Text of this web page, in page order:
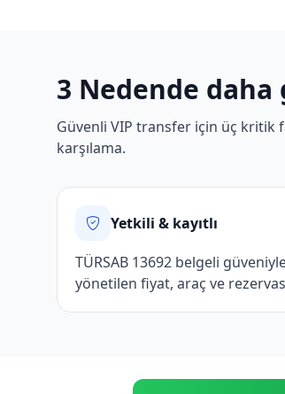
3 Nedende
Güvenli VIP transfer için üç kritik
karşılama.
Yetkili & kayıtlı
TÜRSAB 13692 belgeli
yönetilen fiyat, araç ve